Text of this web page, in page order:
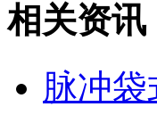
相关资讯
脉冲